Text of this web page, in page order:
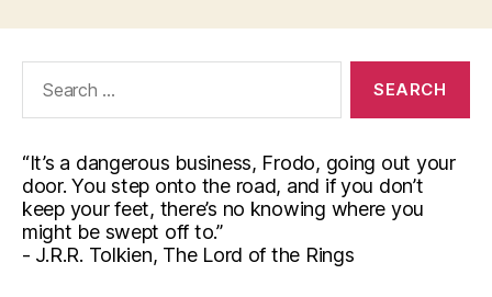
“It’s a dangerous business, Frodo, going out your
door. You step onto the road, and if you don’t
keep your feet, there’s no knowing where you
might be swept off to.”
- J.R.R. Tolkien, The Lord of the Rings